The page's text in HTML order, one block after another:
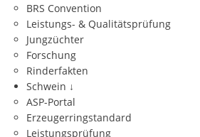
BRS Convention
Leistungs- & Qualitätsprüfung
Jungzüchter
Forschung
Rinderfakten
Schwein ↓
ASP-Portal
Erzeugerringstandard
Leistungsprüfung